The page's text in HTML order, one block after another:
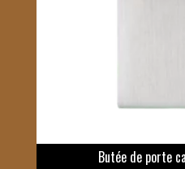
Butée de porte